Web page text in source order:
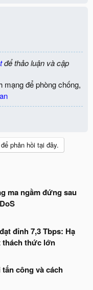
để thảo luận và cập
mạng để phòng chống,
phản hồi tại đây.
ma ngầm đứng sau
đỉnh 7,3 Tbps: Hạ
thách thức lớn
công và cách